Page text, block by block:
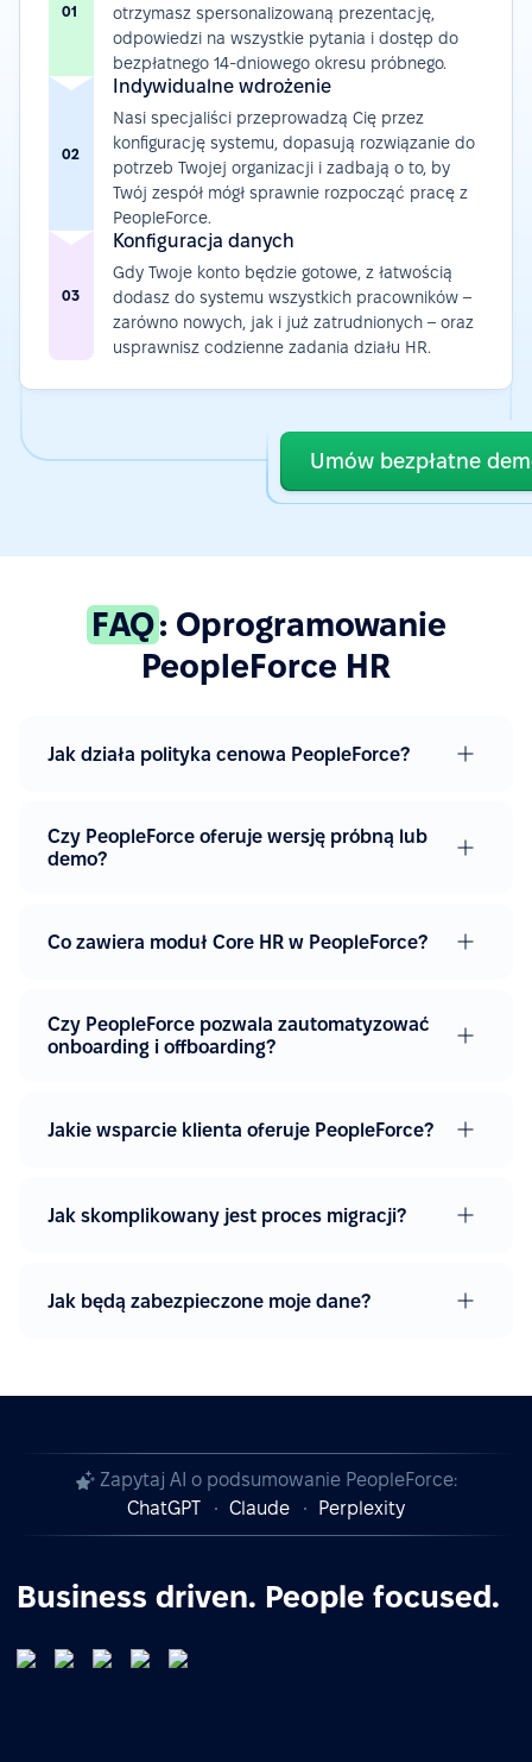
01
otrzymasz spersonalizowaną prezentację,
odpowiedzi na wszystkie pytania i dostęp do
bezpłatnego 14-dniowego okresu próbnego.
02
Indywidualne wdrożenie
Nasi specjaliści przeprowadzą Cię przez
konfigurację systemu, dopasują rozwiązanie do
potrzeb Twojej organizacji i zadbają o to, by
Twój zespół mógł sprawnie rozpocząć pracę z
PeopleForce.
03
Konfiguracja danych
Gdy Twoje konto będzie gotowe, z łatwością
dodasz do systemu wszystkich pracowników –
zarówno nowych, jak i już zatrudnionych – oraz
usprawnisz codzienne zadania działu HR.
Umów bezpłatne
FAQ: Oprogramowanie
PeopleForce HR
Jak działa polityka cenowa PeopleForce?
Czy PeopleForce oferuje wersję próbną lub
demo?
Co zawiera moduł Core HR w PeopleForce?
Czy PeopleForce pozwala zautomatyzować
onboarding i offboarding?
Jakie wsparcie klienta oferuje PeopleForce?
Jak skomplikowany jest proces migracji?
Jak będą zabezpieczone moje dane?
Zapytaj AI o podsumowanie PeopleForce:
ChatGPT
Claude Perplexity
Business driven. People focused.